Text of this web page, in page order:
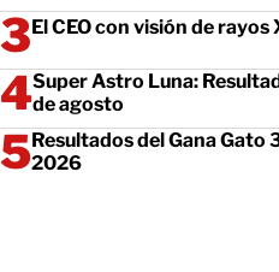
El CEO con visión de
Super Astro Luna:
de agosto
Resultados del Gana
2026